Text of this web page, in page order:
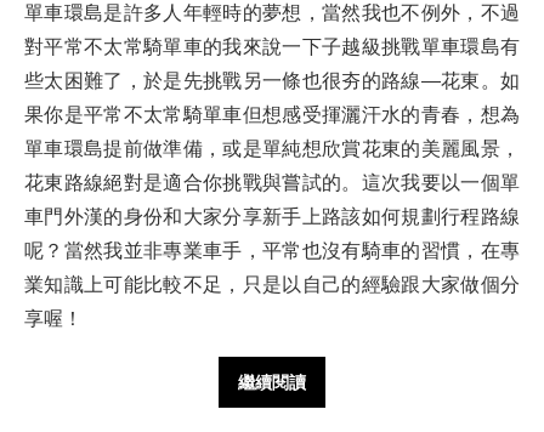
單車環島是許多人年輕時的夢想，當然我也不例外，不過
對平常不太常騎單車的我來說一下子越級挑戰單車環島有
些太困難了，於是先挑戰另一條也很夯的路線—花東。如
果你是平常不太常騎單車但想感受揮灑汗水的青春，想為
單車環島提前做準備，或是單純想欣賞花東的美麗風景，
花東路線絕對是適合你挑戰與嘗試的。這次我要以一個單
車門外漢的身份和大家分享新手上路該如何規劃行程路線
呢？當然我並非專業車手，平常也沒有騎車的習慣，在專
業知識上可能比較不足，只是以自己的經驗跟大家做個分
享喔！
繼續閱讀